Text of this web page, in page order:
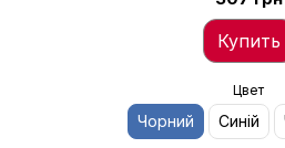
Купить
Цвет
Чорний Синій